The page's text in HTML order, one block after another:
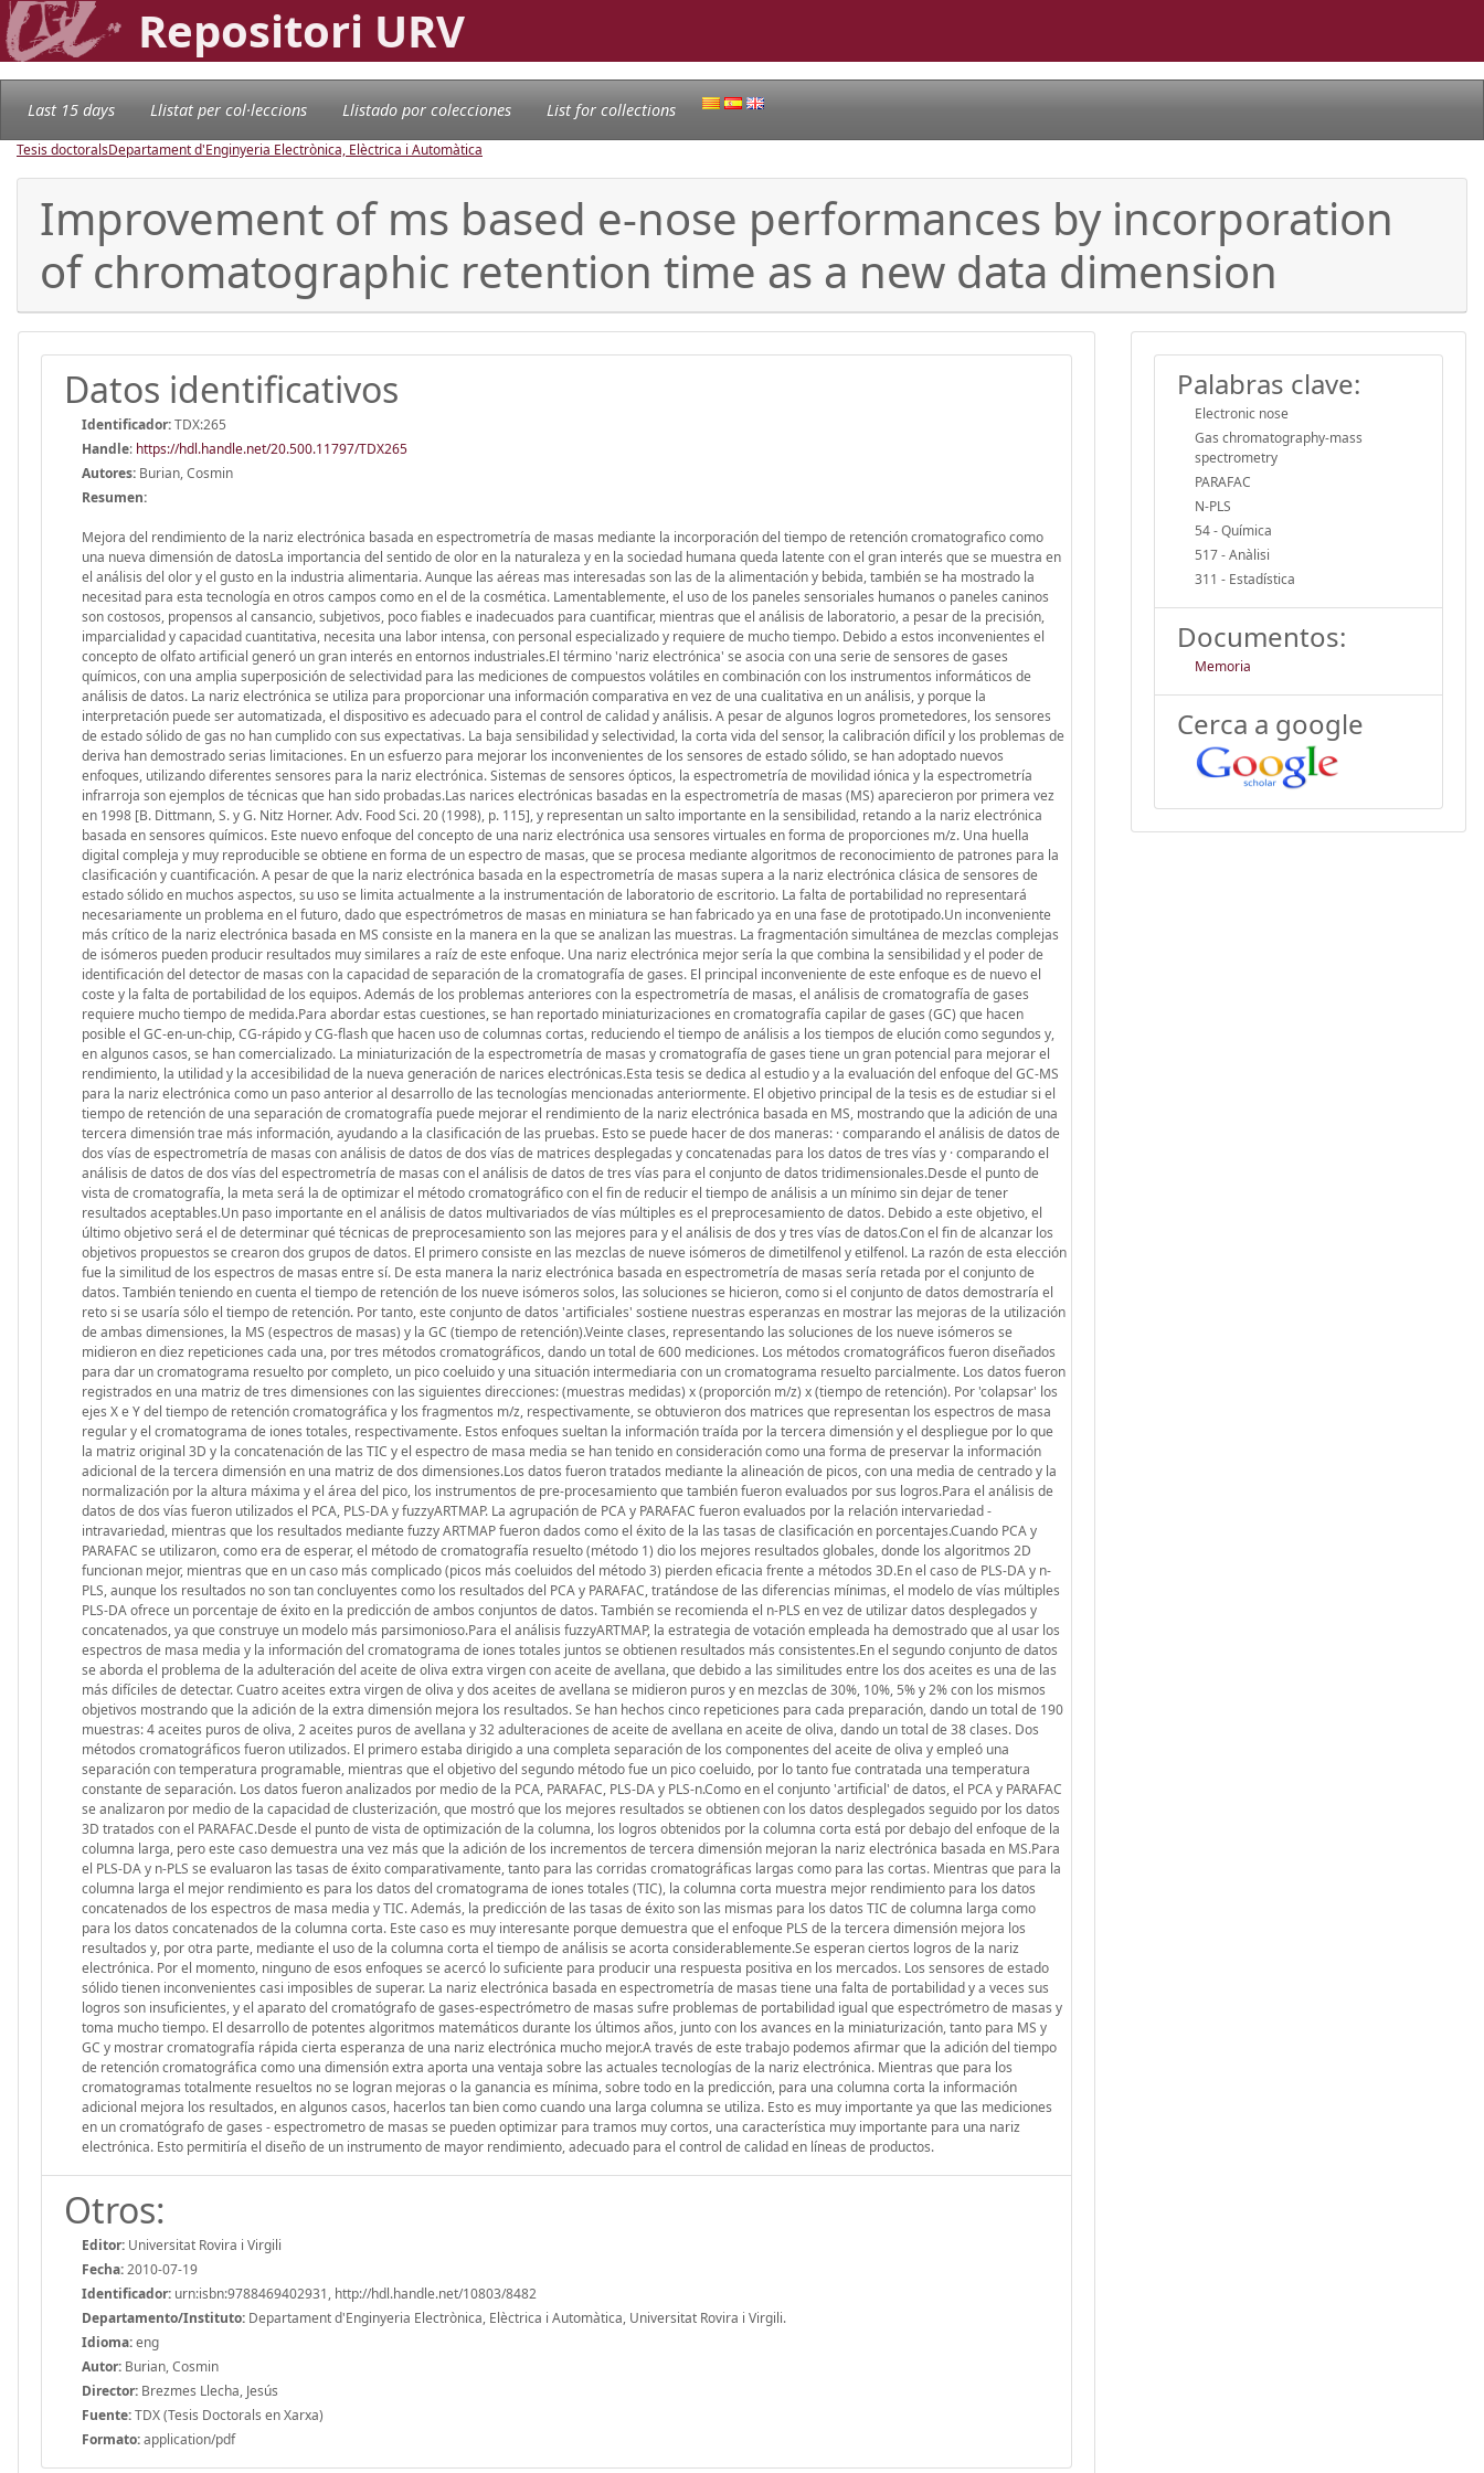
Repositori URV
Last 15 days Llistat per col·leccions Llistado por colecciones List for collections
Tesis doctoralsDepartament d'Enginyeria Electrònica, Elèctrica i Automàtica
Improvement of ms based e-nose performances by incorporation
of chromatographic retention time as a new data dimension
Datos identificativos
Identificador:TDX:265
Handle: https://hdl.handle.net/20.500.11797/TDX265
Autores: Burian, Cosmin
Resumen:
Mejora del rendimiento de la nariz electrónica basada en espectrometría de masas mediante la incorporación del tiempo de retención cromatografico como una nueva dimensión de datosLa importancia del sentido de olor en la naturaleza y en la sociedad humana queda latente con el gran interés que se muestra en el análisis del olor y el gusto en la industria alimentaria. Aunque las aéreas mas interesadas son las de la alimentación y bebida, también se ha mostrado la necesitad para esta tecnología en otros campos como en el de la cosmética. Lamentablemente, el uso de los paneles sensoriales humanos o paneles caninos son costosos, propensos al cansancio, subjetivos, poco fiables e inadecuados para cuantificar, mientras que el análisis de laboratorio, a pesar de la precisión, imparcialidad y capacidad cuantitativa, necesita una labor intensa, con personal especializado y requiere de mucho tiempo. Debido a estos inconvenientes el concepto de olfato artificial generó un gran interés en entornos industriales.El término 'nariz electrónica' se asocia con una serie de sensores de gases químicos, con una amplia superposición de selectividad para las mediciones de compuestos volátiles en combinación con los instrumentos informáticos de análisis de datos. La nariz electrónica se utiliza para proporcionar una información comparativa en vez de una cualitativa en un análisis, y porque la interpretación puede ser automatizada, el dispositivo es adecuado para el control de calidad y análisis. A pesar de algunos logros prometedores, los sensores de estado sólido de gas no han cumplido con sus expectativas. La baja sensibilidad y selectividad, la corta vida del sensor, la calibración difícil y los problemas de deriva han demostrado serias limitaciones. En un esfuerzo para mejorar los inconvenientes de los sensores de estado sólido, se han adoptado nuevos enfoques, utilizando diferentes sensores para la nariz electrónica. Sistemas de sensores ópticos, la espectrometría de movilidad iónica y la espectrometría infrarroja son ejemplos de técnicas que han sido probadas.Las narices electrónicas basadas en la espectrometría de masas (MS) aparecieron por primera vez en 1998 [B. Dittmann, S. y G. Nitz Horner. Adv. Food Sci. 20 (1998), p. 115], y representan un salto importante en la sensibilidad, retando a la nariz electrónica basada en sensores químicos. Este nuevo enfoque del concepto de una nariz electrónica usa sensores virtuales en forma de proporciones m/z. Una huella digital compleja y muy reproducible se obtiene en forma de un espectro de masas, que se procesa mediante algoritmos de reconocimiento de patrones para la clasificación y cuantificación. A pesar de que la nariz electrónica basada en la espectrometría de masas supera a la nariz electrónica clásica de sensores de estado sólido en muchos aspectos, su uso se limita actualmente a la instrumentación de laboratorio de escritorio. La falta de portabilidad no representará necesariamente un problema en el futuro, dado que espectrómetros de masas en miniatura se han fabricado ya en una fase de prototipado.Un inconveniente más crítico de la nariz electrónica basada en MS consiste en la manera en la que se analizan las muestras. La fragmentación simultánea de mezclas complejas de isómeros pueden producir resultados muy similares a raíz de este enfoque. Una nariz electrónica mejor sería la que combina la sensibilidad y el poder de identificación del detector de masas con la capacidad de separación de la cromatografía de gases. El principal inconveniente de este enfoque es de nuevo el coste y la falta de portabilidad de los equipos. Además de los problemas anteriores con la espectrometría de masas, el análisis de cromatografía de gases requiere mucho tiempo de medida.Para abordar estas cuestiones, se han reportado miniaturizaciones en cromatografía capilar de gases (GC) que hacen posible el GC-en-un-chip, CG-rápido y CG-flash que hacen uso de columnas cortas, reduciendo el tiempo de análisis a los tiempos de elución como segundos y, en algunos casos, se han comercializado. La miniaturización de la espectrometría de masas y cromatografía de gases tiene un gran potencial para mejorar el rendimiento, la utilidad y la accesibilidad de la nueva generación de narices electrónicas.Esta tesis se dedica al estudio y a la evaluación del enfoque del GC-MS para la nariz electrónica como un paso anterior al desarrollo de las tecnologías mencionadas anteriormente. El objetivo principal de la tesis es de estudiar si el tiempo de retención de una separación de cromatografía puede mejorar el rendimiento de la nariz electrónica basada en MS, mostrando que la adición de una tercera dimensión trae más información, ayudando a la clasificación de las pruebas. Esto se puede hacer de dos maneras: · comparando el análisis de datos de dos vías de espectrometría de masas con análisis de datos de dos vías de matrices desplegadas y concatenadas para los datos de tres vías y · comparando el análisis de datos de dos vías del espectrometría de masas con el análisis de datos de tres vías para el conjunto de datos tridimensionales.Desde el punto de vista de cromatografía, la meta será la de optimizar el método cromatográfico con el fin de reducir el tiempo de análisis a un mínimo sin dejar de tener resultados aceptables.Un paso importante en el análisis de datos multivariados de vías múltiples es el preprocesamiento de datos. Debido a este objetivo, el último objetivo será el de determinar qué técnicas de preprocesamiento son las mejores para y el análisis de dos y tres vías de datos.Con el fin de alcanzar los objetivos propuestos se crearon dos grupos de datos. El primero consiste en las mezclas de nueve isómeros de dimetilfenol y etilfenol. La razón de esta elección fue la similitud de los espectros de masas entre sí. De esta manera la nariz electrónica basada en espectrometría de masas sería retada por el conjunto de datos. También teniendo en cuenta el tiempo de retención de los nueve isómeros solos, las soluciones se hicieron, como si el conjunto de datos demostraría el reto si se usaría sólo el tiempo de retención. Por tanto, este conjunto de datos 'artificiales' sostiene nuestras esperanzas en mostrar las mejoras de la utilización de ambas dimensiones, la MS (espectros de masas) y la GC (tiempo de retención).Veinte clases, representando las soluciones de los nueve isómeros se midieron en diez repeticiones cada una, por tres métodos cromatográficos, dando un total de 600 mediciones. Los métodos cromatográficos fueron diseñados para dar un cromatograma resuelto por completo, un pico coeluido y una situación intermediaria con un cromatograma resuelto parcialmente. Los datos fueron registrados en una matriz de tres dimensiones con las siguientes direcciones: (muestras medidas) x (proporción m/z) x (tiempo de retención). Por 'colapsar' los ejes X e Y del tiempo de retención cromatográfica y los fragmentos m/z, respectivamente, se obtuvieron dos matrices que representan los espectros de masa regular y el cromatograma de iones totales, respectivamente. Estos enfoques sueltan la información traída por la tercera dimensión y el despliegue por lo que la matriz original 3D y la concatenación de las TIC y el espectro de masa media se han tenido en consideración como una forma de preservar la información adicional de la tercera dimensión en una matriz de dos dimensiones.Los datos fueron tratados mediante la alineación de picos, con una media de centrado y la normalización por la altura máxima y el área del pico, los instrumentos de pre-procesamiento que también fueron evaluados por sus logros.Para el análisis de datos de dos vías fueron utilizados el PCA, PLS-DA y fuzzyARTMAP. La agrupación de PCA y PARAFAC fueron evaluados por la relación intervariedad - intravariedad, mientras que los resultados mediante fuzzy ARTMAP fueron dados como el éxito de la las tasas de clasificación en porcentajes.Cuando PCA y PARAFAC se utilizaron, como era de esperar, el método de cromatografía resuelto (método 1) dio los mejores resultados globales, donde los algoritmos 2D funcionan mejor, mientras que en un caso más complicado (picos más coeluidos del método 3) pierden eficacia frente a métodos 3D.En el caso de PLS-DA y n-PLS, aunque los resultados no son tan concluyentes como los resultados del PCA y PARAFAC, tratándose de las diferencias mínimas, el modelo de vías múltiples PLS-DA ofrece un porcentaje de éxito en la predicción de ambos conjuntos de datos. También se recomienda el n-PLS en vez de utilizar datos desplegados y concatenados, ya que construye un modelo más parsimonioso.Para el análisis fuzzyARTMAP, la estrategia de votación empleada ha demostrado que al usar los espectros de masa media y la información del cromatograma de iones totales juntos se obtienen resultados más consistentes.En el segundo conjunto de datos se aborda el problema de la adulteración del aceite de oliva extra virgen con aceite de avellana, que debido a las similitudes entre los dos aceites es una de las más difíciles de detectar. Cuatro aceites extra virgen de oliva y dos aceites de avellana se midieron puros y en mezclas de 30%, 10%, 5% y 2% con los mismos objetivos mostrando que la adición de la extra dimensión mejora los resultados. Se han hechos cinco repeticiones para cada preparación, dando un total de 190 muestras: 4 aceites puros de oliva, 2 aceites puros de avellana y 32 adulteraciones de aceite de avellana en aceite de oliva, dando un total de 38 clases. Dos métodos cromatográficos fueron utilizados. El primero estaba dirigido a una completa separación de los componentes del aceite de oliva y empleó una separación con temperatura programable, mientras que el objetivo del segundo método fue un pico coeluido, por lo tanto fue contratada una temperatura constante de separación. Los datos fueron analizados por medio de la PCA, PARAFAC, PLS-DA y PLS-n.Como en el conjunto 'artificial' de datos, el PCA y PARAFAC se analizaron por medio de la capacidad de c
Otros:
Editor: Universitat Rovira i Virgili
Fecha:2010-07-19
Identificador: urn:isbn:9788469402931, http://hdl.handle.net/10803/8482
Departamento/Instituto: Departament d'Enginyeria Electrònica, Elèctrica i Automàtica, Universitat Rovira i Virgili.
Idioma:eng
Autor: Burian, Cosmin
Director: Brezmes Llecha, Jesús
Fuente:TDX (Tesis Doctorals en Xarxa)
Formato:application/pdf
Palabras clave:
Electronic nose
Gas chromatography-mass
spectrometry
PARAFAC
N-PLS
54 - Química
517 - Anàlisi
311 - Estadística
Documentos:
Memoria
Cerca a google